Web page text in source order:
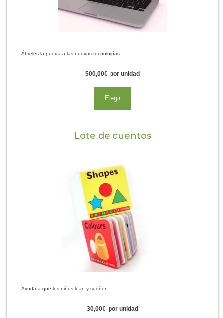
Ábreles la puerta a las nuevas tecnologías
500,00€ por unidad
Elegir
Lote de cuentos
Ayuda a que los niños lean y sueñen
30,00€ por unidad